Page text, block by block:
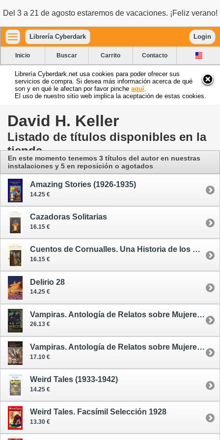
Del 3 a 21 de agosto estaremos de vacaciones. ¡Feliz verano!
Librería Cyberdark Login
Inicio Buscar Carrito Contacto
Librería Cyberdark.net usa cookies para poder ofrecer sus
servicios de compra. Si desea más información acerca de qué
son y en qué le afectan por favor pinche aquí
El uso de nuestro sitio web implica la aceptación de estas cookies.
David H. Keller
Listado de títulos disponibles en la
tienda
En este momento tenemos 3 títulos del autoren nuestras
instalaciones y 5 en reposición o agotados
Amazing Stories (1926-1935)
14.25 €
Cazadoras Solitarias
16.15 €
Cuentos de Cornualles. Una Historia de los Hubelaire
16.15 €
Delirio 28
14.25 €
Vampiras. Antología de Relatos sobre Mujeres Vampiro - tapa dura
26.13 €
Vampiras. Antología de Relatos sobre Mujeres Vampiro - tapa dura pequeña
17.10 €
Weird Tales (1933-1942)
14.25 €
Weird Tales. Facsímil Selección 1928
13.30 €